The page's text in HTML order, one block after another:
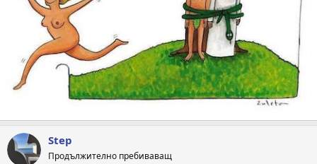
Step
Продължително пребиваващ